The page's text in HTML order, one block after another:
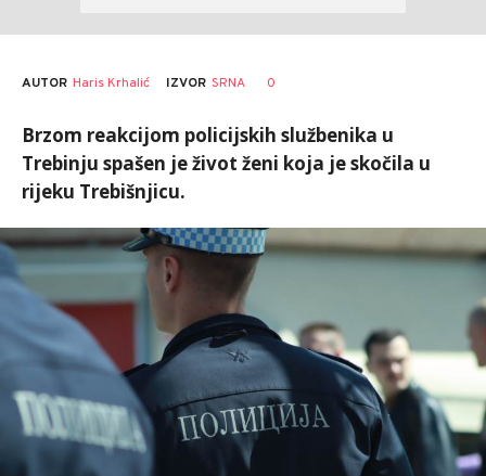
AUTOR Haris Krhalić IZVOR SRNA 0
Brzom reakcijom policijskih službenika u
Trebinju spašen je život ženi koja je skočila u
rijeku Trebišnjicu.